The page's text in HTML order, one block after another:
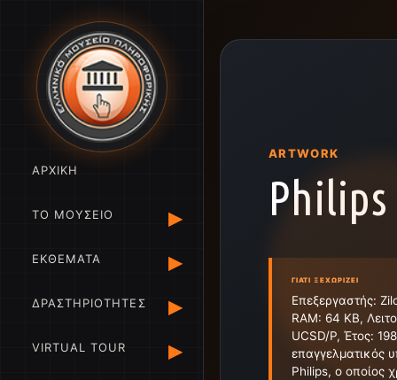
ΑΡΧΙΚΗ
ΤΟ ΜΟΥΣΕΙΟ ▸
ΕΚΘΕΜΑΤΑ ▸
ΔΡΑΣΤΗΡΙΟΤΗΤΕΣ ▸
VIRTUAL TOUR ▸
ARTWORK
Philips
ΓΙΑΤΊ ΞΕΧΩΡΊΖΕΙ
Επεξεργαστής:
RAM: 64 KB,
UCSD/P, Έτος:
επαγγελματικός
Philips, ο οποίος